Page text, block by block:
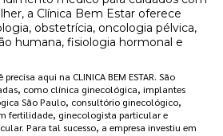
a Clínica Bem Estar oferece
obstetrícia, oncologia pélvica,
humana, fisiologia hormonal e
aqui na CLINICA BEM ESTAR. São
como clínica ginecológica, implantes
São Paulo, consultório ginecológico,
fertilidade, ginecologista particular e
Para tal sucesso, a empresa investiu em